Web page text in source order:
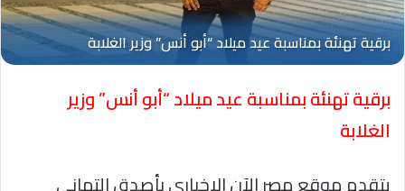
برقية تهنئة بمناسبة عيد ميلاد “أبو أنس” وزير
الغلابة